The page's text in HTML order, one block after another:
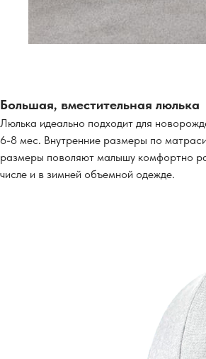
Большая, вместительная люлька
Люлька идеально подходит для
6-8 мес. Внутренние размеры по
размеры поволяют малышу комфортно
числе и в зимней объемной одежде.